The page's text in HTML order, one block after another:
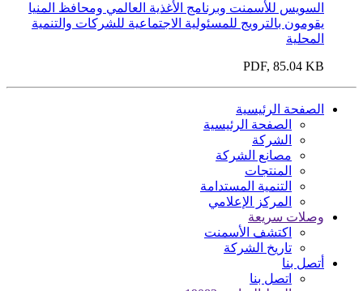
السويس للأسمنت وبرنامج الأغذية العالمي ومحافظ المنيا
يقومون بالترويج للمسئولية الاجتماعية للشركات والتنمية
المحلية
PDF, 85.04 KB
الصفحة الرئيسية
الصفحة الرئيسية
الشركة
مصانع الشركة
المنتجات
التنمية المستدامة
المركز الإعلامي
وصلات سريعة
اكتشف الأسمنت
تاريخ الشركة
أتصل بنا
اتصل بنا